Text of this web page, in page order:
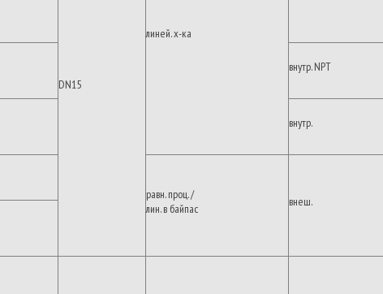
DN15
линей. х-ка
внутр. NPT
внутр.
равн. проц. /
лин. в байпас
внеш.